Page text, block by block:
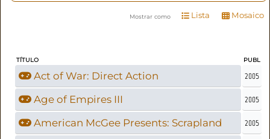
Mostrar como Lista Mosaico
TÍTULO PUBL
Act of War: Direct Action 2005
Age of Empires III 2005
American McGee Presents: Scrapland 2005